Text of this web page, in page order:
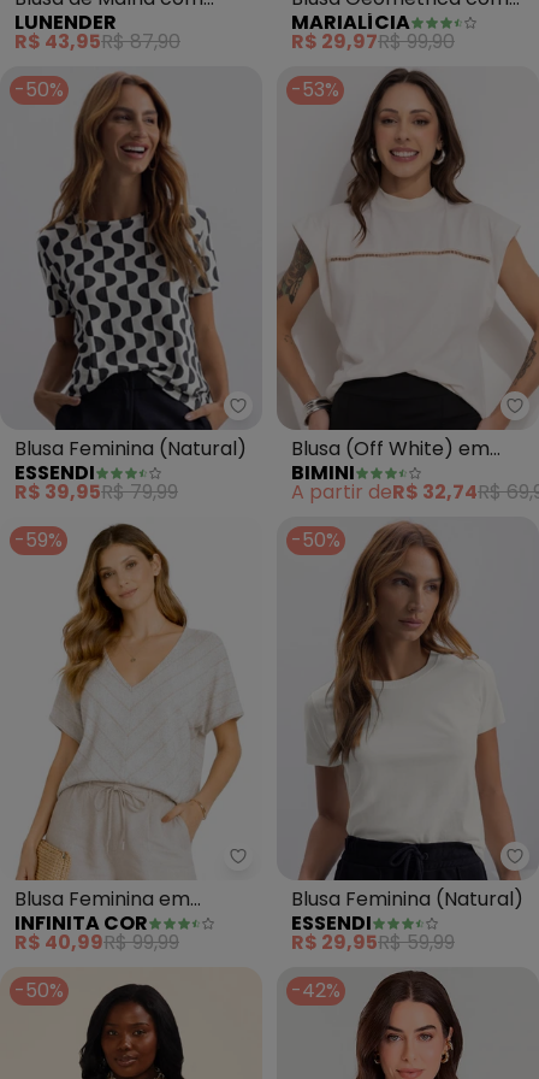
Mangas Curtas (Bege)
LUNENDER
R$ 43,95R$ 87,90
Amarração Marialícia
(Bege)
MARIALÍCIA
R$ 29,97R$ 99,90
-50%
Essendi - Blusa Feminina
Blusa Feminina (Natural)
ESSENDI
R$ 39,95R$ 79,99
-53%
Blusa (Off White) em
Malha de Algodão
BIMINI
A partir deR$ 32,74R$
-59%
Infinita Cor - Blusa Feminina
Blusa Feminina em
Viscolinho (Bege)
INFINITA COR
R$ 40,99R$ 99,99
-50%
Blusa Feminina (Natural)
ESSENDI
R$ 29,95R$ 59,99
-50%
-42%